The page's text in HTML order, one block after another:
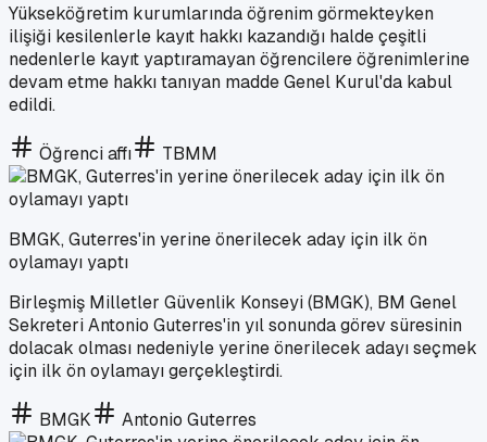
Yükseköğretim kurumlarında öğrenim görmekteyken
ilişiği kesilenlerle kayıt hakkı kazandığı halde çeşitli
nedenlerle kayıt yaptıramayan öğrencilere öğrenimlerine
devam etme hakkı tanıyan madde Genel Kurul'da kabul
edildi.
Öğrenci affı TBMM
BMGK, Guterres'in yerine önerilecek aday için ilk ön
oylamayı yaptı
Birleşmiş Milletler Güvenlik Konseyi (BMGK), BM Genel
Sekreteri Antonio Guterres'in yıl sonunda görev süresinin
dolacak olması nedeniyle yerine önerilecek adayı seçmek
için ilk ön oylamayı gerçekleştirdi.
BMGK Antonio Guterres